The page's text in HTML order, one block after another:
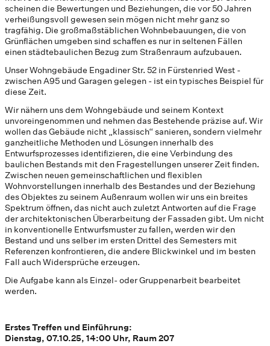
scheinen die Bewertungen und Beziehungen, die vor 50 Jahren
verheißungsvoll gewesen sein mögen nicht mehr ganz so
tragfähig. Die großmaßstäblichen Wohnbebauungen, die von
Grünflächen umgeben sind schaffen es nur in seltenen Fällen
einen städtebaulichen Bezug zum Straßenraum aufzubauen.
Unser Wohngebäude Engadiner Str. 52 in Fürstenried West -
zwischen A95 und Garagen gelegen - ist ein typisches Beispiel für
diese Zeit.
Wir nähern uns dem Wohngebäude und seinem Kontext
unvoreingenommen und nehmen das Bestehende präzise auf. Wir
wollen das Gebäude nicht „klassisch“ sanieren, sondern vielmehr
ganzheitliche Methoden und Lösungen innerhalb des
Entwurfsprozesses identifizieren, die eine Verbindung des
baulichen Bestands mit den Fragestellungen unserer Zeit finden.
Zwischen neuen gemeinschaftlichen und flexiblen
Wohnvorstellungen innerhalb des Bestandes und der Beziehung
des Objektes zu seinem Außenraum wollen wir uns ein breites
Spektrum öffnen, das nicht auch zuletzt Antworten auf die Frage
der architektonischen Überarbeitung der Fassaden gibt. Um nicht
in konventionelle Entwurfsmuster zu fallen, werden wir den
Bestand und uns selber im ersten Drittel des Semesters mit
Referenzen konfrontieren, die andere Blickwinkel und im besten
Fall auch Widersprüche erzeugen.
Die Aufgabe kann als Einzel- oder Gruppenarbeit bearbeitet
werden.
Erstes Treffen und Einführung:
Dienstag, 07.10.25, 14:00 Uhr, Raum 207